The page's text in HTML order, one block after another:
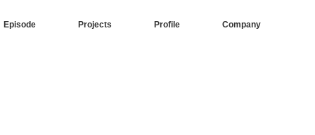
Episode Projects Profile Company